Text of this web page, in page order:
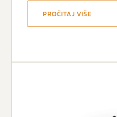
PROČITAJ VIŠE